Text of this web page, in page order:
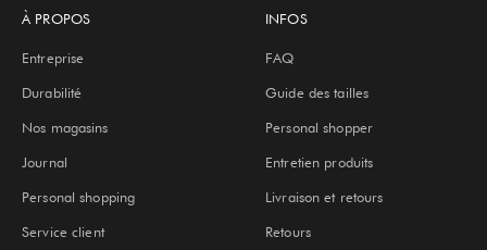
À PROPOS
Entreprise
Durabilité
Nos magasins
Journal
Personal shopping
Service client
INFOS
FAQ
Guide des tailles
Personal shopper
Entretien produits
Livraison et retours
Retours